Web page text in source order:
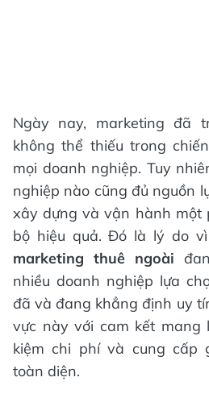
Ngày nay, marketing đã
không thể thiếu trong
mọi doanh nghiệp. Tuy
nghiệp nào cũng đủ nguồn
xây dựng và vận hành một
bộ hiệu quả. Đó là lý do
marketing thuê ngoài
nhiều doanh nghiệp lựa
đã và đang khẳng định uy
vực này với cam kết mang
kiệm chi phí và cung cấp
toàn diện.